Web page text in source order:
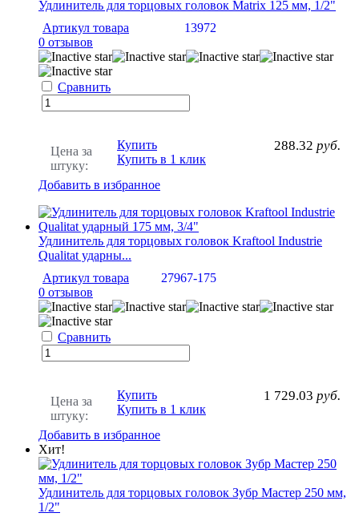
Удлинитель для торцовых головок Matrix 125 мм, 1/2"
Артикул товара
13972
0 отзывов
Сравнить
Цена за
штуку:
288.32 руб.
Купить
Купить в 1 клик
Добавить в избранное
Удлинитель для торцовых головок Kraftool Industrie
Qualitat ударны...
Артикул товара
27967-175
0 отзывов
Сравнить
Цена за
штуку:
1 729.03 руб.
Купить
Купить в 1 клик
Добавить в избранное
Хит!
Удлинитель для торцовых головок Зубр Мастер 250 мм,
1/2"